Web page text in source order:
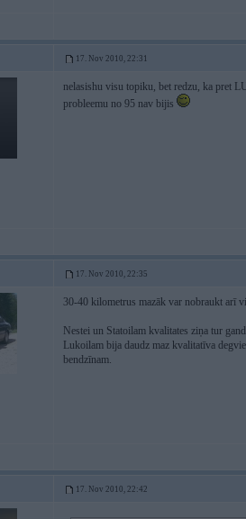
17. Nov 2010, 22:31
nelasishu visu topiku, bet redzu, ka pret
probleemu no 95 nav bijis
17. Nov 2010, 22:35
30-40 kilometrus mazāk var nobraukt arī
Nestei un Statoilam kvalitates ziņa tur
Lukoilam bija daudz maz kvalitatīva
bendzīnam.
17. Nov 2010, 22:42